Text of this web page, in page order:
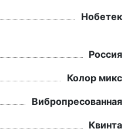
Нобетек
Россия
Колор микс
Вибропресованная
Квинта